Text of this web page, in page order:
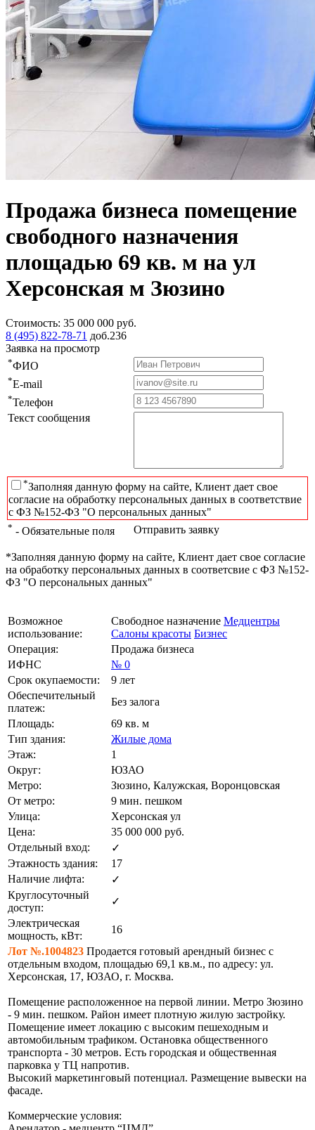
Продажа бизнеса помещение
свободного назначения
площадью 69 кв. м на ул
Херсонская м Зюзино
Стоимость: 35 000 000 руб.
8 (495) 822-78-71 доб.236
Заявка на просмотр
*ФИО
*E-mail
*Телефон
Текст сообщения
*Заполняя данную форму на сайте, Клиент дает свое
согласие на обработку персональных данных в соответствие
с ФЗ №152-ФЗ "О персональных данных"
* - Обязательные поля Отправить заявку
*Заполняя данную форму на сайте, Клиент дает свое согласие
на обработку персональных данных в соответсвие с ФЗ №152-
ФЗ "О персональных данных"
Возможное
использование:
Свободное назначение Медцентры
Салоны красоты Бизнес
Операция:
Продажа бизнеса
ИФНС
№ 0
Срок окупаемости:
9 лет
Обеспечительный
платеж:
Без залога
Площадь:
69 кв. м
Тип здания:
Жилые дома
Этаж:
1
Округ:
ЮЗАО
Метро:
Зюзино, Калужская, Воронцовская
От метро:
9 мин. пешком
Улица:
Херсонская ул
Цена:
35 000 000 руб.
Отдельный вход:
✓
Этажность здания:
17
Наличие лифта:
✓
Круглосуточный
доступ:
✓
Электрическая
мощность, кВт:
16
Лот №.1004823 Продается готовый арендный бизнес с
отдельным входом, площадью 69,1 кв.м., по адресу: ул.
Херсонская, 17, ЮЗАО, г. Москва.
Помещение расположенное на первой линии. Метро Зюзино
- 9 мин. пешком. Район имеет плотную жилую застройку.
Помещение имеет локацию с высоким пешеходным и
автомобильным трафиком. Остановка общественного
транспорта - 30 метров. Есть городская и общественная
парковка у ТЦ напротив.
Высокий маркетинговый потенциал. Размещение вывески на
фасаде.
Коммерческие условия: